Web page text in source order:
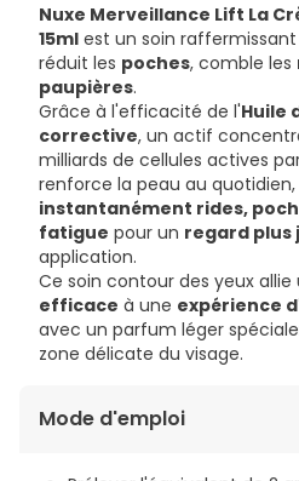
Nuxe Merveillance Lift La
15ml est un soin
réduit les poches, comble les
paupières.
Grâce à l'efficacité de l'Huile
corrective, un actif
milliards de cellules actives
renforce la peau au quotidien,
instantanément rides,
fatigue pour un regard plus
application.
Ce soin contour des yeux allie
efficace à une expérience
avec un parfum léger
zone délicate du visage.
Mode d'emploi